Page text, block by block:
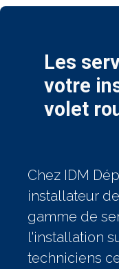
Les
votre
volet
Chez IDM
installateur
gamme de
l'installation
techniciens